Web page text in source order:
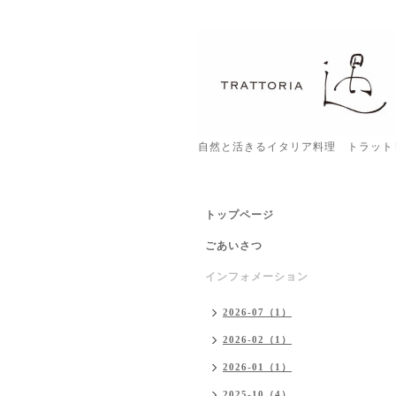
自然と活きるイタリア料理 トラット
トップページ
ごあいさつ
インフォメーション
2026-07（1）
2026-02（1）
2026-01（1）